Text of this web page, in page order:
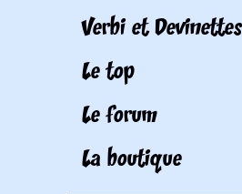
Verbi et Devinettes
Le top
Le forum
La boutique